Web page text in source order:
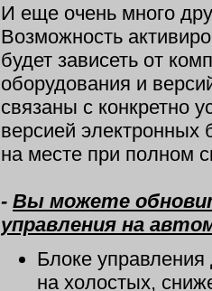
И еще очень много
Возможность
будет зависеть от
оборудования и
связаны с конкретно
версией электронных
на месте при полном
- Вы можете
управления на
Блоке
на холостых,